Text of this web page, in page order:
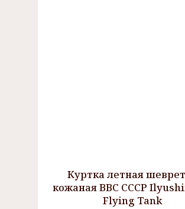
Куртка летная
кожаная ВВС СССР
Flying Tank